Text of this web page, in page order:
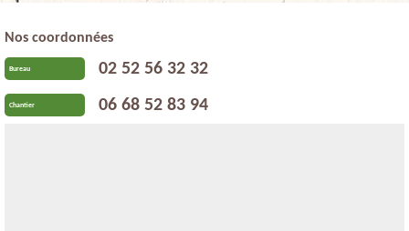
Nos coordonnées
Bureau 02 52 56 32 32
Chantier 06 68 52 83 94